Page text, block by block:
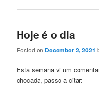
Hoje é o dia
Posted on December 2, 2021
Esta semana vi um
chocada, passo a citar: